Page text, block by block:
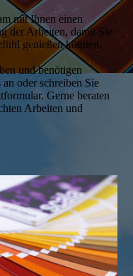
mit Ihnen einen
der Arbeiten, damit Sie
genießen können.
und benötigen
oder schreiben Sie
Gerne beraten
Arbeiten und